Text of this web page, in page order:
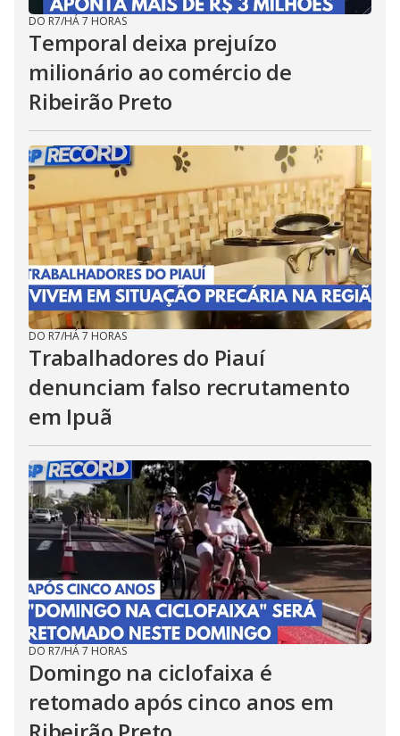
DO R7/HÁ 7 HORAS
Temporal deixa prejuízo
milionário ao comércio de
Ribeirão Preto
DO R7/HÁ 7 HORAS
Trabalhadores do Piauí
denunciam falso recrutamento
em Ipuã
DO R7/HÁ 7 HORAS
Domingo na ciclofaixa é
retomado após cinco anos em